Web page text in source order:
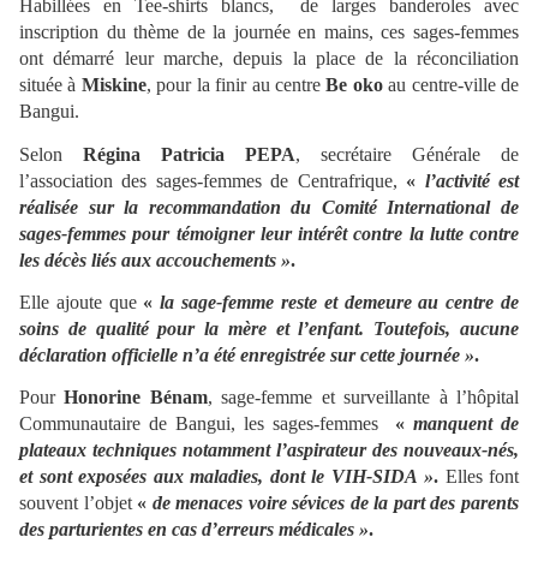
Habillées en Tee-shirts blancs, de larges banderoles avec
inscription du thème de la journée en mains, ces sages-femmes
ont démarré leur marche, depuis la place de la réconciliation
située à Miskine, pour la finir au centreBe okoau centre-ville de
Bangui.
Selon Régina Patricia PEPA, secrétaire Générale de
l’association des sages-femmes de Centrafrique, « l’activité est
réalisée sur la recommandation du Comité International de
sages-femmes pour témoigner leur intérêt contre la lutte contre
les décès liés aux accouchements ».
Elle ajoute que «la sage-femme reste et demeure au centre de
soins de qualité pour la mère et l’enfant. Toutefois, aucune
déclaration officielle n’a été enregistrée sur cette journée ».
PourHonorine Bénam, sage-femme et surveillante à l’hôpital
Communautaire de Bangui, les sages-femmes « manquent de
plateaux techniques notamment l’aspirateur des nouveaux-nés,
et sont exposées aux maladies, dont le VIH-SIDA ». Elles font
souvent l’objet « de menaces voire sévices de la part des parents
des parturientes en cas d’erreurs médicales ».